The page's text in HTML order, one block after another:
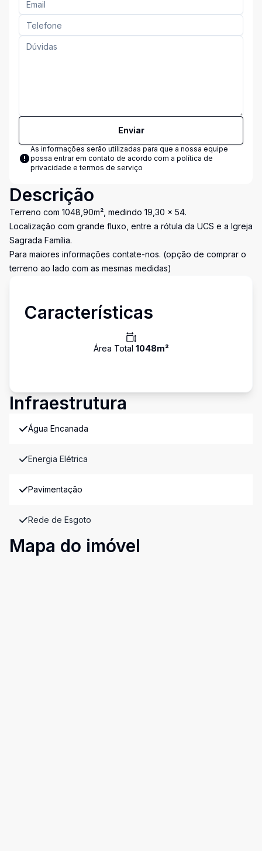
Enviar
As informações serão utilizadas para que a nossa equipe
possa entrar em contato de acordo com a política de
privacidade e termos de serviço
Descrição
Terreno com 1048,90m², medindo 19,30 x 54.
Localização com grande fluxo, entre a rótula da UCS e a Igreja
Sagrada Família.
Para maiores informações contate-nos. (opção de comprar o
terreno ao lado com as mesmas medidas)
Características
Área Total 1048m²
Infraestrutura
Água Encanada
Energia Elétrica
Pavimentação
Rede de Esgoto
Mapa do imóvel